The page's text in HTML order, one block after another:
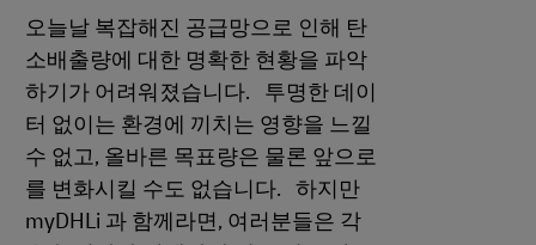
오늘날 복잡해진 공급망으로 인해 탄
소배출량에 대한 명확한 현황을 파악
하기가 어려워졌습니다. 투명한 데이
터 없이는 환경에 끼치는 영향을 느낄
수 없고, 올바른 목표량은 물론 앞으로
를 변화시킬 수도 없습니다. 하지만
myDHLi 과 함께라면, 여러분들은 각